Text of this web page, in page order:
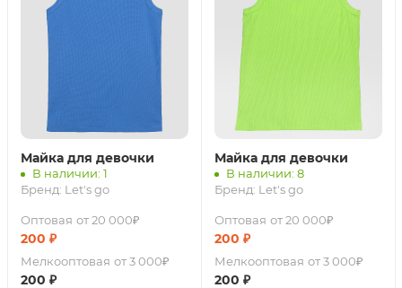
Майка для девочки
В наличии: 1
Бренд: Let's go
Оптовая от 20 000₽
200 ₽
Мелкооптовая от 3 000₽
200 ₽
Майка для девочки
В наличии: 8
Бренд: Let's go
Оптовая от 20 000₽
200 ₽
Мелкооптовая от 3 000₽
200 ₽